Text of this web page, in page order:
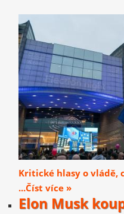
Kritické hlasy o vládě,
...Číst více »
Elon Musk